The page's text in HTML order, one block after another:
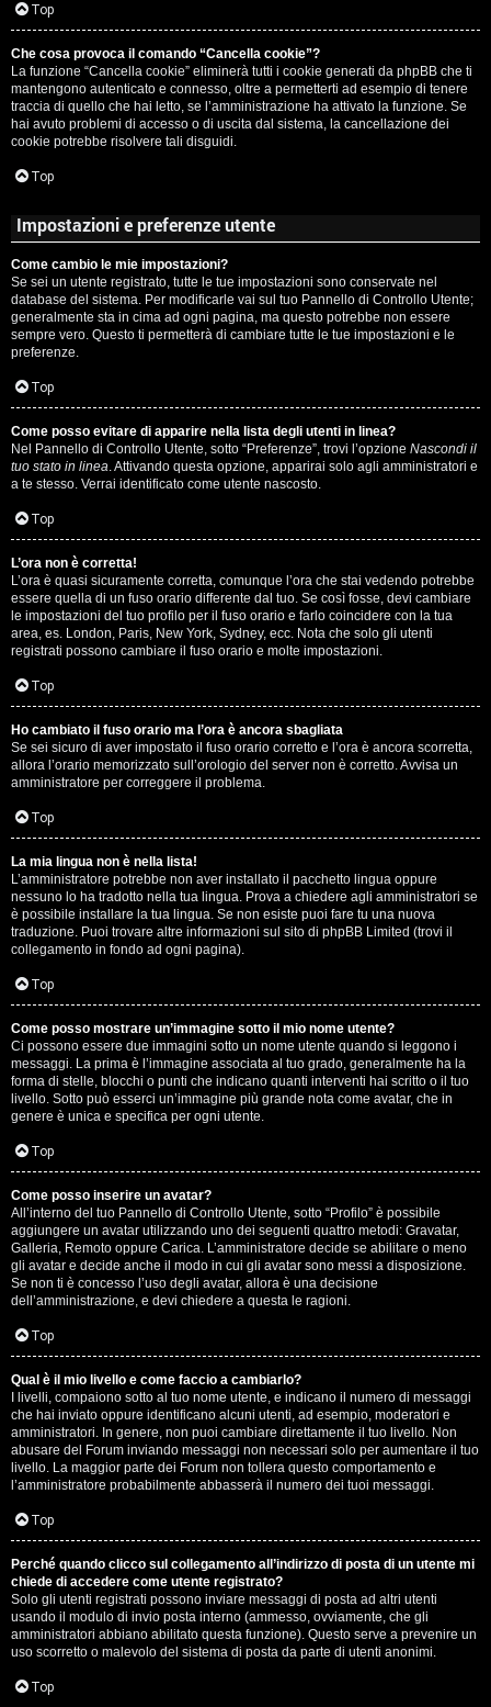
i
v
i
e
r
c
a
F
A
Q
Top
Che cosa provoca il comando “Cancella cookie”?
La funzione “Cancella cookie” eliminerà tutti i cookie generati da phpBB che ti
mantengono autenticato e connesso, oltre a permetterti ad esempio di tenere
traccia di quello che hai letto, se l’amministrazione ha attivato la funzione. Se
hai avuto problemi di accesso o di uscita dal sistema, la cancellazione dei
cookie potrebbe risolvere tali disguidi.
Top
Impostazioni e preferenze utente
Come cambio le mie impostazioni?
Se sei un utente registrato, tutte le tue impostazioni sono conservate nel
database del sistema. Per modificarle vai sul tuo Pannello di Controllo Utente;
generalmente sta in cima ad ogni pagina, ma questo potrebbe non essere
sempre vero. Questo ti permetterà di cambiare tutte le tue impostazioni e le
preferenze.
Top
Come posso evitare di apparire nella lista degli utenti in linea?
Nel Pannello di Controllo Utente, sotto “Preferenze”, trovi l’opzione Nascondi il
tuo stato in linea. Attivando questa opzione, apparirai solo agli amministratori e
a te stesso. Verrai identificato come utente nascosto.
Top
L’ora non è corretta!
L’ora è quasi sicuramente corretta, comunque l’ora che stai vedendo potrebbe
essere quella di un fuso orario differente dal tuo. Se così fosse, devi cambiare
le impostazioni del tuo profilo per il fuso orario e farlo coincidere con la tua
area, es. London, Paris, New York, Sydney, ecc. Nota che solo gli utenti
registrati possono cambiare il fuso orario e molte impostazioni.
Top
Ho cambiato il fuso orario ma l’ora è ancora sbagliata
Se sei sicuro di aver impostato il fuso orario corretto e l’ora è ancora scorretta,
allora l’orario memorizzato sull’orologio del server non è corretto. Avvisa un
amministratore per correggere il problema.
Top
La mia lingua non è nella lista!
L’amministratore potrebbe non aver installato il pacchetto lingua oppure
nessuno lo ha tradotto nella tua lingua. Prova a chiedere agli amministratori se
è possibile installare la tua lingua. Se non esiste puoi fare tu una nuova
traduzione. Puoi trovare altre informazioni sul sito di phpBB Limited (trovi il
collegamento in fondo ad ogni pagina).
Top
Come posso mostrare un’immagine sotto il mio nome utente?
Ci possono essere due immagini sotto un nome utente quando si leggono i
messaggi. La prima è l’immagine associata al tuo grado, generalmente ha la
forma di stelle, blocchi o punti che indicano quanti interventi hai scritto o il tuo
livello. Sotto può esserci un’immagine più grande nota come avatar, che in
genere è unica e specifica per ogni utente.
Top
Come posso inserire un avatar?
All’interno del tuo Pannello di Controllo Utente, sotto “Profilo” è possibile
aggiungere un avatar utilizzando uno dei seguenti quattro metodi: Gravatar,
Galleria, Remoto oppure Carica. L’amministratore decide se abilitare o meno
gli avatar e decide anche il modo in cui gli avatar sono messi a disposizione.
Se non ti è concesso l’uso degli avatar, allora è una decisione
dell’amministrazione, e devi chiedere a questa le ragioni.
Top
Qual è il mio livello e come faccio a cambiarlo?
I livelli, compaiono sotto al tuo nome utente, e indicano il numero di messaggi
che hai inviato oppure identificano alcuni utenti, ad esempio, moderatori e
amministratori. In genere, non puoi cambiare direttamente il tuo livello. Non
abusare del Forum inviando messaggi non necessari solo per aumentare il tuo
livello. La maggior parte dei Forum non tollera questo comportamento e
l’amministratore probabilmente abbasserà il numero dei tuoi messaggi.
Top
Perché quando clicco sul collegamento all’indirizzo di posta di un utente mi
chiede di accedere come utente registrato?
Solo gli utenti registrati possono inviare messaggi di posta ad altri utenti
usando il modulo di invio posta interno (ammesso, ovviamente, che gli
amministratori abbiano abilitato questa funzione). Questo serve a prevenire un
uso scorretto o malevolo del sistema di posta da parte di utenti anonimi.
Top
c
a
:
C
D
V
i
n
i
l
i
/
D
i
g
i
t
a
l
S
t
o
r
e
:
G
i
g
i
D
’
A
g
o
s
t
i
n
o
P
l
a
n
e
t